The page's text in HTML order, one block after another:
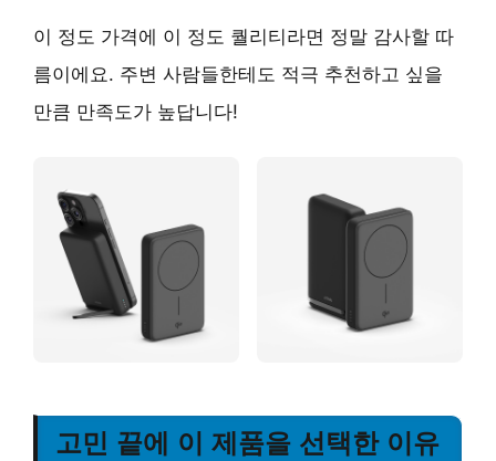
이 정도 가격에 이 정도 퀄리티라면 정말 감사할 따
름이에요. 주변 사람들한테도 적극 추천하고 싶을
만큼 만족도가 높답니다!
고민 끝에 이 제품을 선택한 이유